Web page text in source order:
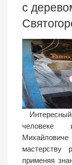
с
человеке
применяя